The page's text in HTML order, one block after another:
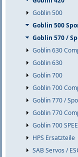
Goblin 500
Goblin 500
Goblin 570 /
Goblin 630
Goblin 630
Goblin 700
Goblin 700
Goblin 770 /
Goblin 770
Goblin 700
HPS Ersatzteile
SAB Servos /